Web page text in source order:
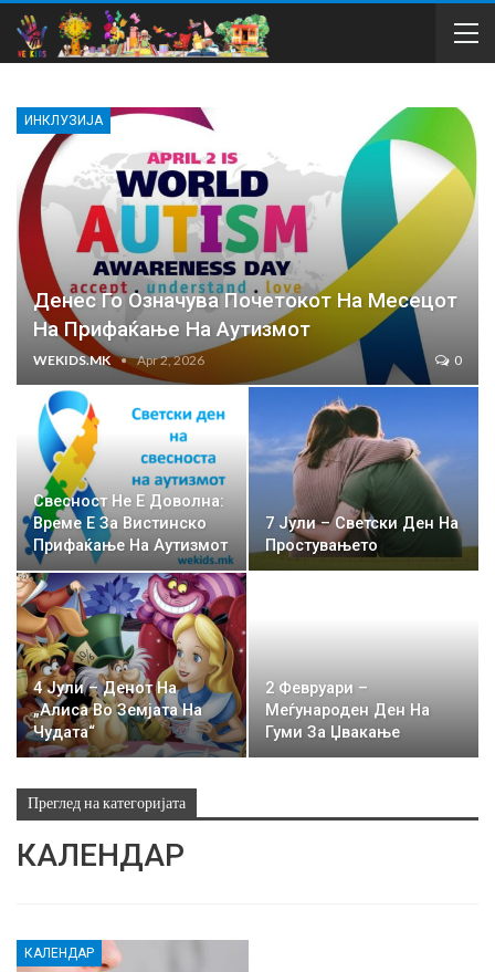
ИНКЛУЗИЈА
Денес Го Означува Почетокот На Месецот
На Прифаќање На Аутизмот
WEKIDS.MK Apr 2, 2026 0
Свесност Не Е Доволна:
Време Е За Вистинско
Прифаќање На Аутизмот
7 Јули – Светски Ден На
Простувањето
4 Јули – Денот На
„Алиса Во Земјата На
Чудата“
2 Февруари –
Меѓународен Ден На
Гуми За Џвакање
Преглед на категоријата
КАЛЕНДАР
КАЛЕНДАР